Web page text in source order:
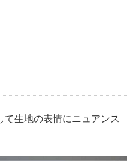
生地の表情にニュアンス